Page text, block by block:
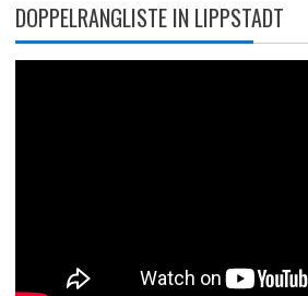
DOPPELRANGLISTE IN LIPPSTADT